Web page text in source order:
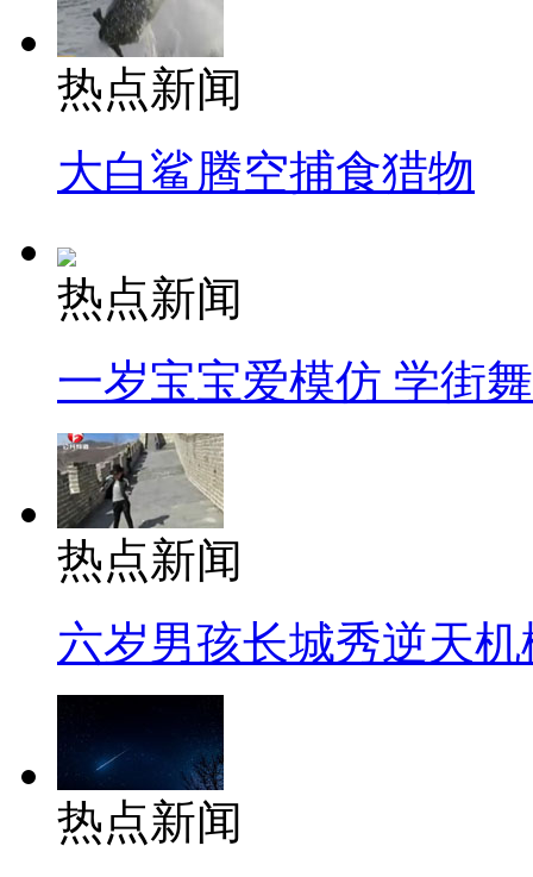
热点新闻
大白鲨腾空捕食猎物
热点新闻
一岁宝宝爱模仿 学街
热点新闻
六岁男孩长城秀逆天机
热点新闻